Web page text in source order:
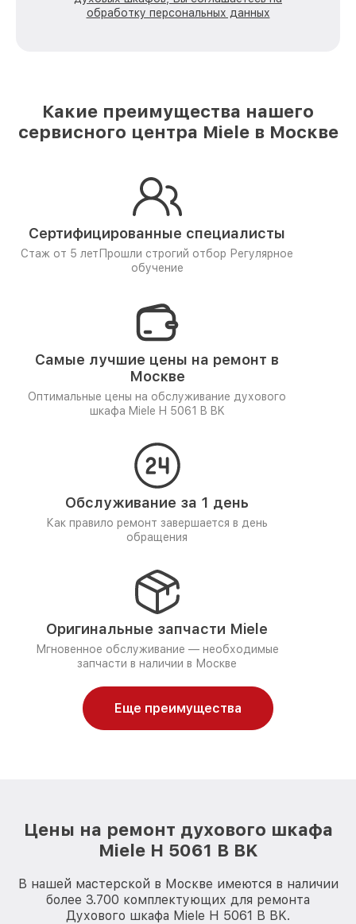
обработку персональных данных
Какие преимущества нашего
сервисного центра Miele в Москве
Сертифицированные специалисты
Стаж от 5 лет Прошли строгий отбор Регулярное
обучение
Самые лучшие цены на ремонт в
Москве
Оптимальные цены на обслуживание духового
шкафа Miele H 5061 B BK
Обслуживание за 1 день
Как правило ремонт завершается в день
обращения
Оригинальные запчасти Miele
Мгновенное обслуживание — необходимые
запчасти в наличии в Москве
Еще преимущества
Цены на ремонт духового шкафа
Miele H 5061 B BK
В нашей мастерской в Москве имеются в наличии
более 3.700 комплектующих для ремонта
Духового шкафа Miele H 5061 B BK.